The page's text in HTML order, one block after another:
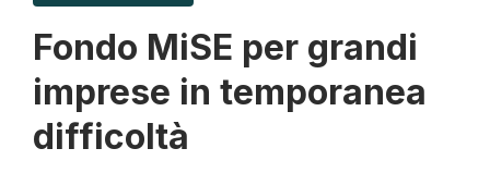
Fondo MiSE per grandi
imprese in temporanea
difficoltà